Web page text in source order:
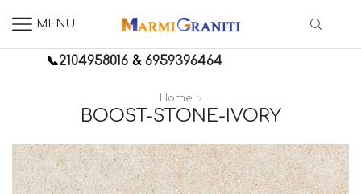
MENU
📞2104958016 &6959396464
Home
BOOST-STONE-IVORY